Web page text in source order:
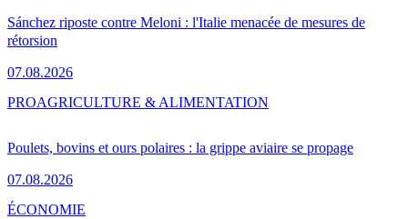
Sánchez riposte contre Meloni : l'Italie menacée de mesures de
rétorsion
07.08.2026
Poulets, bovins et ours polaires : la grippe aviaire se propage
07.08.2026
PROAGRICULTURE & ALIMENTATION
ÉCONOMIE